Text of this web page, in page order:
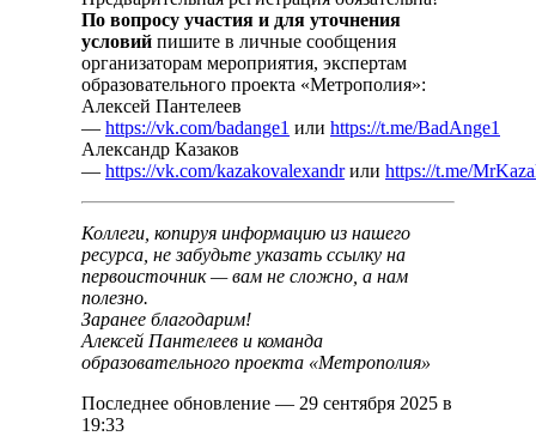
По вопросу участия и для уточнения
условий пишите в личные сообщения
организаторам мероприятия, экспертам
образовательного проекта «Метрополия»:
Алексей Пантелеев
— https://vk.com/badange1 или https://t.me/BadAnge1
Александр Казаков
— https://vk.com/kazakovalexandrили https://t.me/
Коллеги, копируя информацию из нашего
ресурса, не забудьте указать ссылку на
первоисточник — вам не сложно, а нам
полезно.
Заранее благодарим!
Алексей Пантелеев и команда
образовательного проекта «Метрополия»
Последнее обновление — 29 сентября 2025 в
19:33